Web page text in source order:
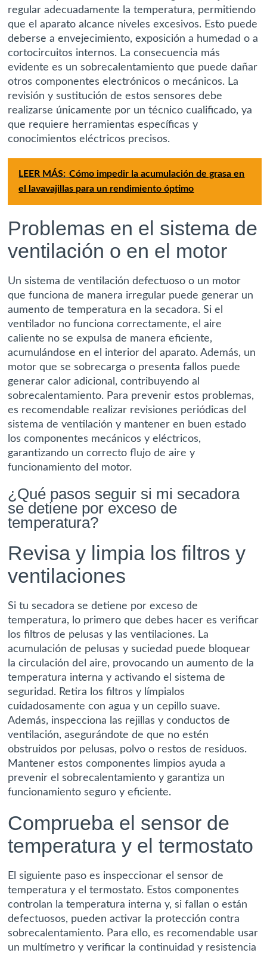
regular adecuadamente la temperatura, permitiendo
que el aparato alcance niveles excesivos. Esto puede
deberse a envejecimiento, exposición a humedad o a
cortocircuitos internos. La consecuencia más
evidente es un sobrecalentamiento que puede dañar
otros componentes electrónicos o mecánicos. La
revisión y sustitución de estos sensores debe
realizarse únicamente por un técnico cualificado, ya
que requiere herramientas específicas y
conocimientos eléctricos precisos.
LEER MÁS: Cómo impedir la acumulación de grasa en
el lavavajillas para un rendimiento óptimo
Problemas en el sistema de
ventilación o en el motor
Un sistema de ventilación defectuoso o un motor
que funciona de manera irregular puede generar un
aumento de temperatura en la secadora. Si el
ventilador no funciona correctamente, el aire
caliente no se expulsa de manera eficiente,
acumulándose en el interior del aparato. Además, un
motor que se sobrecarga o presenta fallos puede
generar calor adicional, contribuyendo al
sobrecalentamiento. Para prevenir estos problemas,
es recomendable realizar revisiones periódicas del
sistema de ventilación y mantener en buen estado
los componentes mecánicos y eléctricos,
garantizando un correcto flujo de aire y
funcionamiento del motor.
¿Qué pasos seguir si mi secadora
se detiene por exceso de
temperatura?
Revisa y limpia los filtros y
ventilaciones
Si tu secadora se detiene por exceso de
temperatura, lo primero que debes hacer esverificar
los filtros de pelusas y las ventilaciones. La
acumulación de pelusas y suciedad puede bloquear
la circulación del aire, provocando un aumento de la
temperatura interna y activando el sistema de
seguridad. Retira los filtros y límpialos
cuidadosamente con agua y un cepillo suave.
Además, inspecciona las rejillas y conductos de
ventilación, asegurándote de que no estén
obstruidos por pelusas, polvo o restos de residuos.
Mantener estos componentes limpios ayuda a
prevenir el sobrecalentamiento y garantiza un
funcionamiento seguro y eficiente.
Comprueba el sensor de
temperatura y el termostato
El siguiente paso es inspeccionar el sensor de
temperatura y el termostato. Estos componentes
controlan la temperatura interna y, si fallan o están
defectuosos, pueden activar la protección contra
sobrecalentamiento. Para ello, es recomendable usar
un multímetro y verificar la continuidad y resistencia